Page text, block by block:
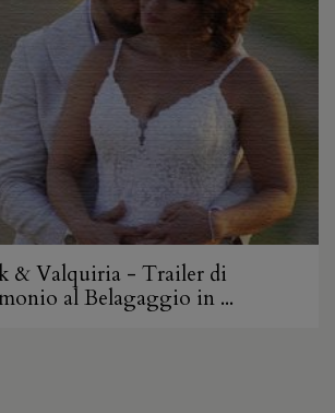
& Valquiria - Trailer di
al Belagaggio in ...